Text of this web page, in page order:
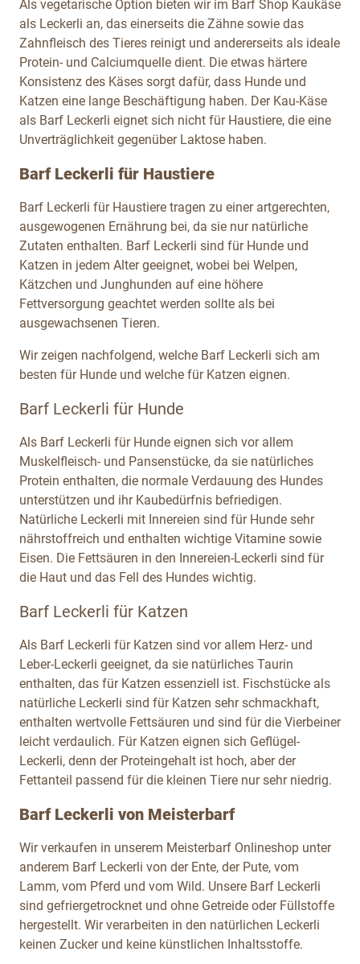
Als vegetarische Option bieten wir im Barf Shop Kaukäse
als Leckerli an, das einerseits die Zähne sowie das
Zahnfleisch des Tieres reinigt und andererseits als ideale
Protein- und Calciumquelle dient. Die etwas härtere
Konsistenz des Käses sorgt dafür, dass Hunde und
Katzen eine lange Beschäftigung haben. Der Kau-Käse
als Barf Leckerli eignet sich nicht für Haustiere, die eine
Unverträglichkeit gegenüber Laktose haben.
Barf Leckerli für Haustiere
Barf Leckerli für Haustiere tragen zu einer artgerechten,
ausgewogenen Ernährung bei, da sie nur natürliche
Zutaten enthalten. Barf Leckerli sind für Hunde und
Katzen in jedem Alter geeignet, wobei bei Welpen,
Kätzchen und Junghunden auf eine höhere
Fettversorgung geachtet werden sollte als bei
ausgewachsenen Tieren.
Wir zeigen nachfolgend, welche Barf Leckerli sich am
besten für Hunde und welche für Katzen eignen.
Barf Leckerli für Hunde
Als Barf Leckerli für Hunde eignen sich vor allem
Muskelfleisch- und Pansenstücke, da sie natürliches
Protein enthalten, die normale Verdauung des Hundes
unterstützen und ihr Kaubedürfnis befriedigen.
Natürliche Leckerli mit Innereien sind für Hunde sehr
nährstoffreich und enthalten wichtige Vitamine sowie
Eisen. Die Fettsäuren in den Innereien-Leckerli sind für
die Haut und das Fell des Hundes wichtig.
Barf Leckerli für Katzen
Als Barf Leckerli für Katzen sind vor allem Herz- und
Leber-Leckerli geeignet, da sie natürliches Taurin
enthalten, das für Katzen essenziell ist. Fischstücke als
natürliche Leckerli sind für Katzen sehr schmackhaft,
enthalten wertvolle Fettsäuren und sind für die Vierbeiner
leicht verdaulich. Für Katzen eignen sich Geflügel-
Leckerli, denn der Proteingehalt ist hoch, aber der
Fettanteil passend für die kleinen Tiere nur sehr niedrig.
Barf Leckerli von Meisterbarf
Wir verkaufen in unserem Meisterbarf Onlineshop unter
anderem Barf Leckerli von der Ente, der Pute, vom
Lamm, vom Pferd und vom Wild. Unsere Barf Leckerli
sind gefriergetrocknet und ohne Getreide oder Füllstoffe
hergestellt. Wir verarbeiten in den natürlichen Leckerli
keinen Zucker und keine künstlichen Inhaltsstoffe.